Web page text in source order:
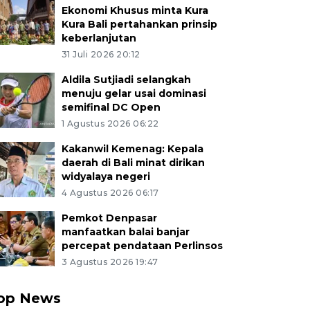
Ekonomi Khusus minta Kura
Kura Bali pertahankan prinsip
keberlanjutan
31 Juli 2026 20:12
Aldila Sutjiadi selangkah
menuju gelar usai dominasi
semifinal DC Open
1 Agustus 2026 06:22
Kakanwil Kemenag: Kepala
daerah di Bali minat dirikan
widyalaya negeri
4 Agustus 2026 06:17
Pemkot Denpasar
manfaatkan balai banjar
percepat pendataan Perlinsos
3 Agustus 2026 19:47
News